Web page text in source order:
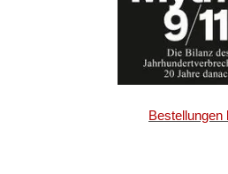
Bestellungen